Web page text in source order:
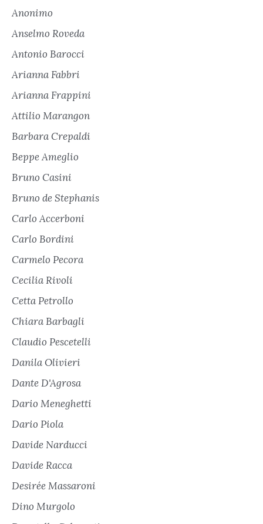
Anonimo
Anselmo Roveda
Antonio Barocci
Arianna Fabbri
Arianna Frappini
Attilio Marangon
Barbara Crepaldi
Beppe Ameglio
Bruno Casini
Bruno de Stephanis
Carlo Accerboni
Carlo Bordini
Carmelo Pecora
Cecilia Rivoli
Cetta Petrollo
Chiara Barbagli
Claudio Pescetelli
Danila Olivieri
Dante D'Agrosa
Dario Meneghetti
Dario Piola
Davide Narducci
Davide Racca
Desirée Massaroni
Dino Murgolo